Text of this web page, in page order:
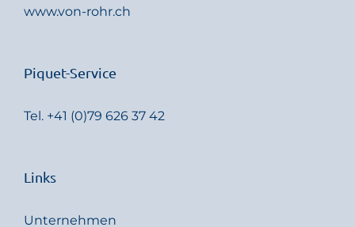
www.von-rohr.ch
Piquet-Service
Tel. +41 (0)79 626 37 42
Links
Unternehmen